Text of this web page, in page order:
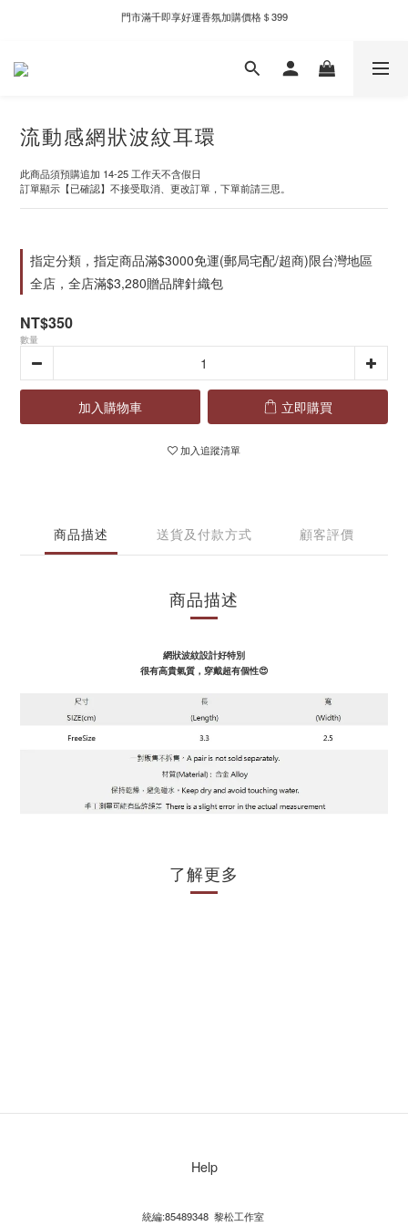
新自製款系列首批限時優惠｜單件95折，任兩件9折
門市滿千即享好運香氛加購價格＄399
流動感網狀波紋耳環
此商品須預購追加 14-25 工作天不含假日
訂單顯示【已確認】不接受取消、更改訂單，下單前請三思。
指定分類，指定商品滿$3000免運(郵局宅配/超商)限台灣地區
全店，全店滿$3,280贈品牌針織包
NT$350
數量
加入購物車 立即購買
加入追蹤清單
商品描述 送貨及付款方式 顧客評價
商品描述
網狀波紋設計好特別
很有高貴氣質，穿戴超有個性😍
了解更多
Help
統編:85489348 黎松工作室